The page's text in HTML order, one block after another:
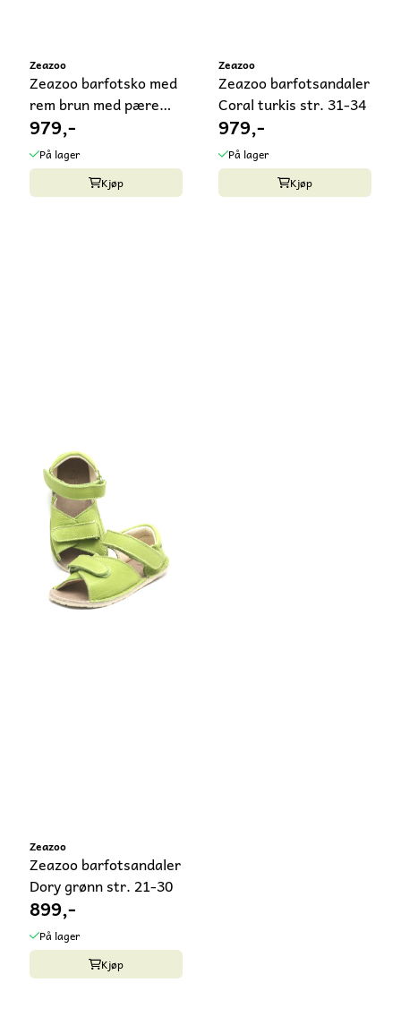
Zeazoo
Zeazoo barfotsko med
rem brun med pære
Corela
979,-
På lager
Kjøp
Zeazoo
Zeazoo barfotsandaler
Coral turkis str. 31-34
979,-
På lager
Kjøp
Zeazoo
Zeazoo barfotsandaler
Dory grønn str. 21-30
899,-
På lager
Kjøp